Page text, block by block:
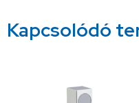
Kapcsolódó